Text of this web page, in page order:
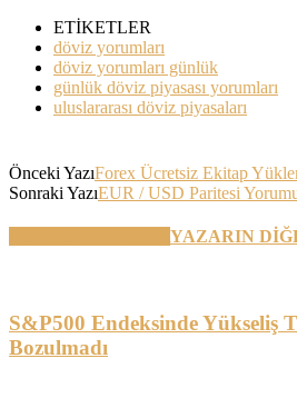
ETİKETLER
döviz yorumları
döviz yorumları günlük
günlük döviz piyasası yorumları
uluslararası döviz piyasaları
Önceki YazıForex Ücretsiz Ekitap
Sonraki YazıEUR / USD Paritesi
YAZARIN
S&P500 Endeksinde Yükseliş
Bozulmadı